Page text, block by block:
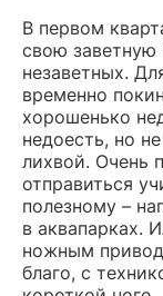
В первом
свою заветную
незаветных.
временно
хорошенько
недоесть, но
лихвой. Очень
отправиться
полезному –
в аквапарках.
ножным
благо, с